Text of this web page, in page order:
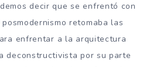
decir que se enfrentó con
retomaba las
enfrentar a la arquitectura
deconstructivista por su parte